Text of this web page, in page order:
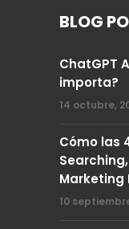
BLOG
ChatGPT
importa?
14 octubre,
Cómo las
Marketing
10